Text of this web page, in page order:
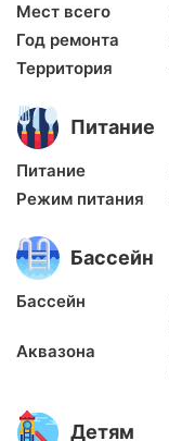
Мест всего
Год ремонта
Территория
Питание
Питание
Режим питания
Бассейн
Бассейн
Аквазона
Детям